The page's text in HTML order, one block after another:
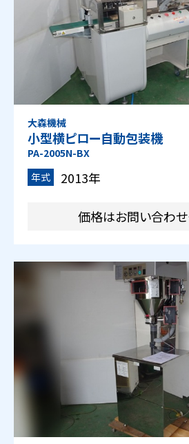
大森機械
小型横ピロー自動包装機
PA-2005N-BX
年式
2013年
価格はお問い合わせ